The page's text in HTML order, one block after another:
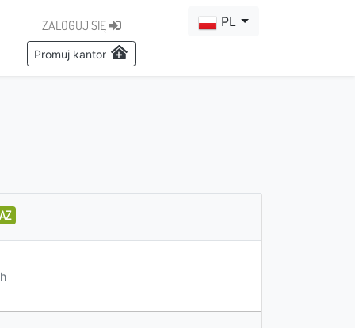
ZALOGUJ SIĘ
Promuj kantor
PL